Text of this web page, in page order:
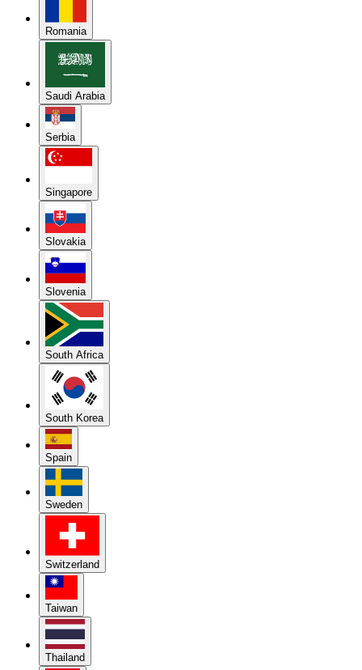
Romania
Saudi Arabia
Serbia
Singapore
Slovakia
Slovenia
South Africa
South Korea
Spain
Sweden
Switzerland
Taiwan
Thailand